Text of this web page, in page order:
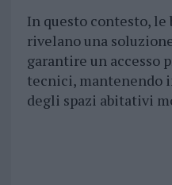
In questo contesto,
rivelano una
garantire un accesso
tecnici, mantenendo
degli spazi abitativi